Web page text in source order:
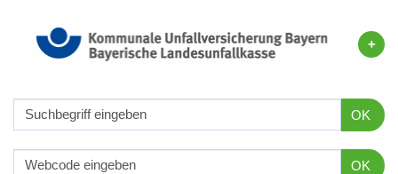
OK
OK